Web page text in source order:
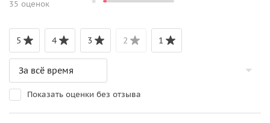
35 оценок
5 4 3 2 1
Показать оценки без отзыва